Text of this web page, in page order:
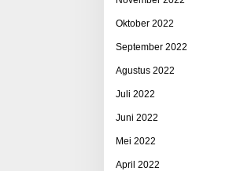
Oktober 2022
September 2022
Agustus 2022
Juli 2022
Juni 2022
Mei 2022
April 2022